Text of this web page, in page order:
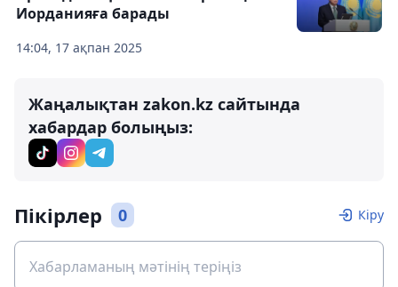
14:04, 17 ақпан 2025
Иорданияға барады
Жаңалықтан zakon.kz сайтында
хабардар болыңыз:
Пікірлер 0 Кіру